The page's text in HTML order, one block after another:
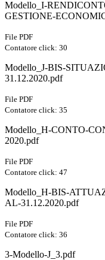
Modello_I-
GESTIONE-
File PDF
Contatore click: 30
Modello_J-BIS-
31.12.2020.pdf
File PDF
Contatore click: 35
Modello_H-CONTO-
2020.pdf
File PDF
Contatore click: 47
Modello_H-BIS-
AL-31.12.2020.pdf
File PDF
Contatore click: 36
3-Modello-J_3.pdf